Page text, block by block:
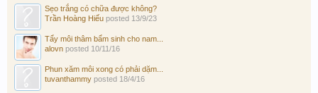
Sẹo trắng có chữa được không?
Trần Hoàng Hiếu posted 13/9/23
Tẩy môi thâm bẩm sinh cho nam...
alovn posted 10/11/16
Phun xăm môi xong có phải dặm...
tuvanthammy posted 18/4/16